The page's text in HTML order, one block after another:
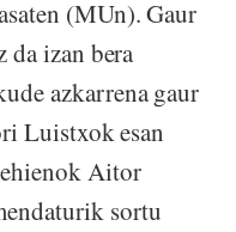
(MUn). Gaur
da izan bera
azkarrena gaur
Luistxok esan
Aitor
sortu